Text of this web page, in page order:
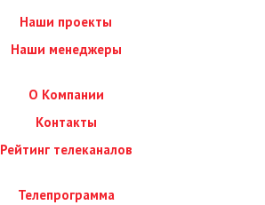
Наши проекты
Наши менеджеры
О Компании
Контакты
Рейтинг телеканалов
Телепрограмма